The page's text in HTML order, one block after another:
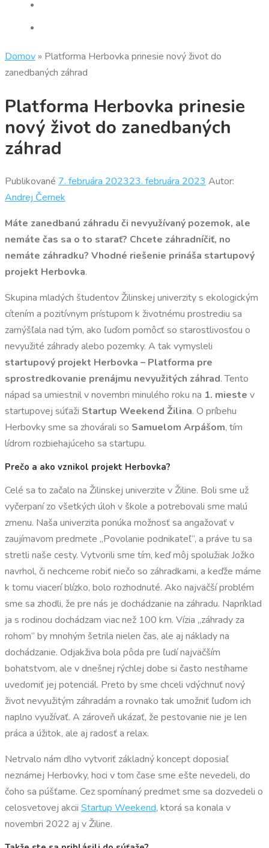
Domov » Platforma Herbovka prinesie nový život do
zanedbaných záhrad
Platforma Herbovka prinesie
nový život do zanedbaných
záhrad
Publikované 7. februára 202323. februára 2023 Autor:
Andrej Černek
Máte zanedbanú záhradu či nevyužívaný pozemok, ale
nemáte čas sa o to starať? Chcete záhradníčiť, no
nemáte záhradku? Vhodné riešenie prináša startupový
projekt Herbovka.
Skupina mladých študentov Žilinskej univerzity s ekologickým
cítením a pozitívnym prístupom k životnému prostrediu sa
zamýšľala nad tým, ako ľuďom pomôcť so starostlivosťou o
nevyužité záhrady alebo pozemky. A tak vymysleli
startupový projekt Herbovka – Platforma pre
sprostredkovanie prenájmu nevyužitých záhrad. Tento
nápad sa umiestnil v novembri minulého roku na 1. mieste v
startupovej súťaži Startup Weekend Žilina. O príbehu
Herbovky sme sa zhovárali so Samuelom Arpášom, tím
lídrom rozbiehajúceho sa startupu.
Prečo a ako vznikol projekt Herbovka?
Celé sa to začalo na Žilinskej univerzite v Žiline. Boli sme už
vyčerpaní zo všetkých úloh v škole a potrebovali sme malú
zmenu. Naša univerzita ponúka možnosť sa angažovať v
zaujímavom predmete „Povolanie podnikateľ“, a práve tu sa
stretli naše cesty. Vytvorili sme tím, keď môj spolužiak Jožko
navrhol, či nechceme robiť niečo so záhradkami, a keďže máme
k tomu viacerí blízko, bolo rozhodnuté. Ako najväčší problém
sme sa zhodli, že pre nás je dochádzanie na záhradu. Napríklad
ja s rodinou dochádzam viac než 100 km. Vízia „záhrady za
rohom“ by mnohým šetrila nielen čas, ale aj náklady na
dochádzanie. Odjakživa bola pôda pre ľudí najväčším
bohatstvom, ale v dnešnej rýchlej dobe si často nestíhame
uvedomiť jej potenciál. Preto by sme chceli vdýchnuť nový
život nevyužitým záhradám a rovnako tak umožniť ľuďom ich
naplno využívať. A zároveň ukázať, že pestovanie nie je len
práca a úžitok, ale aj radosť a relax.
Netrvalo nám dlho vytvoriť základný koncept doposiaľ
neznámej Herbovky, hoci v tom čase sme ešte nevedeli, do
čoho sa púšťame. Cez spomínaný predmet sme sa dozvedeli o
celosvetovej akcii Startup Weekend, ktorá sa konala v
novembri 2022 aj v Žiline.